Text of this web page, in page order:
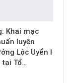
Khai mạc
luyện
Lộc Uyển I
tại Tổ…